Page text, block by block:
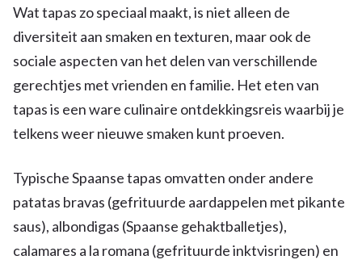
Wat tapas zo speciaal maakt, is niet alleen de
diversiteit aan smaken en texturen, maar ook de
sociale aspecten van het delen van verschillende
gerechtjes met vrienden en familie. Het eten van
tapas is een ware culinaire ontdekkingsreis waarbij je
telkens weer nieuwe smaken kunt proeven.
Typische Spaanse tapas omvatten onder andere
patatas bravas (gefrituurde aardappelen met pikante
saus), albondigas (Spaanse gehaktballetjes),
calamares a la romana (gefrituurde inktvisringen) en